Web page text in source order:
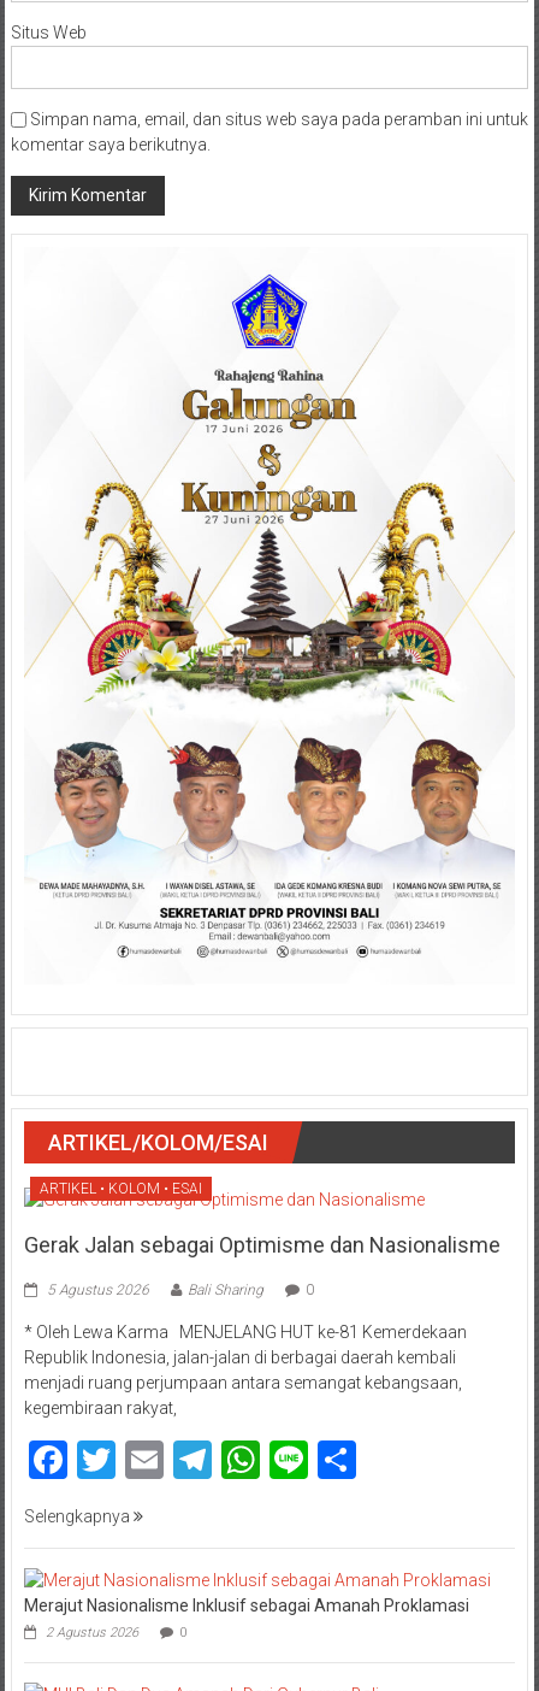
Situs Web
Simpan nama, email, dan situs web saya pada peramban ini untuk
komentar saya berikutnya.
ARTIKEL/KOLOM/ESAI
ARTIKEL • KOLOM • ESAI
Gerak Jalan sebagai Optimisme dan Nasionalisme
5 Agustus 2026 Bali Sharing 0
* Oleh Lewa Karma MENJELANG HUT ke-81 Kemerdekaan
Republik Indonesia, jalan-jalan di berbagai daerah kembali
menjadi ruang perjumpaan antara semangat kebangsaan,
kegembiraan rakyat,
Facebook
Twitter
EmailTelegram
WhatsApp
Line
Selengkapnya
Merajut Nasionalisme Inklusif sebagai Amanah Proklamasi
2 Agustus 2026 0